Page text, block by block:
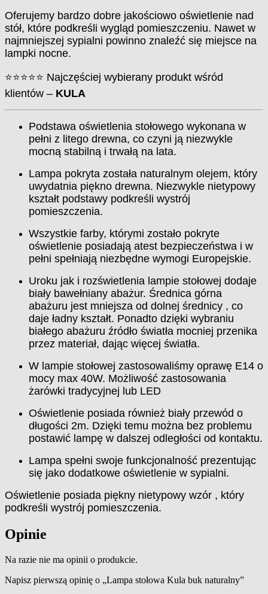
Oferujemy bardzo dobre jakościowo oświetlenie nad
stół, które podkreśli wygląd pomieszczeniu. Nawet w
najmniejszej sypialni powinno znaleźć się miejsce na
lampki nocne.
⭐⭐⭐⭐⭐ Najczęściej wybierany produkt wśród
klientów – KULA
Podstawa oświetlenia stołowego wykonana w
pełni z litego drewna, co czyni ją niezwykle
mocną stabilną i trwałą na lata.
Lampa pokryta została naturalnym olejem, który
uwydatnia piękno drewna. Niezwykle nietypowy
kształt podstawy podkreśli wystrój
pomieszczenia.
Wszystkie farby, którymi zostało pokryte
oświetlenie posiadają atest bezpieczeństwa i w
pełni spełniają niezbędne wymogi Europejskie.
Uroku jak i rozświetlenia lampie stołowej dodaje
biały bawełniany abażur. Średnica górna
abażuru jest mniejsza od dolnej średnicy , co
daje ładny kształt. Ponadto dzięki wybraniu
białego abażuru źródło światła mocniej przenika
przez materiał, dając więcej światła.
W lampie stołowej zastosowaliśmy oprawę E14 o
mocy max 40W. Możliwość zastosowania
żarówki tradycyjnej lub LED
Oświetlenie posiada również biały przewód o
długości 2m. Dzięki temu można bez problemu
postawić lampę w dalszej odległości od kontaktu.
Lampa spełni swoje funkcjonalność prezentując
się jako dodatkowe oświetlenie w sypialni.
Oświetlenie posiada piękny nietypowy wzór , który
podkreśli wystrój pomieszczenia.
Opinie
Na razie nie ma opinii o produkcie.
Napisz pierwszą opinię o „Lampa stołowa Kula buk naturalny”